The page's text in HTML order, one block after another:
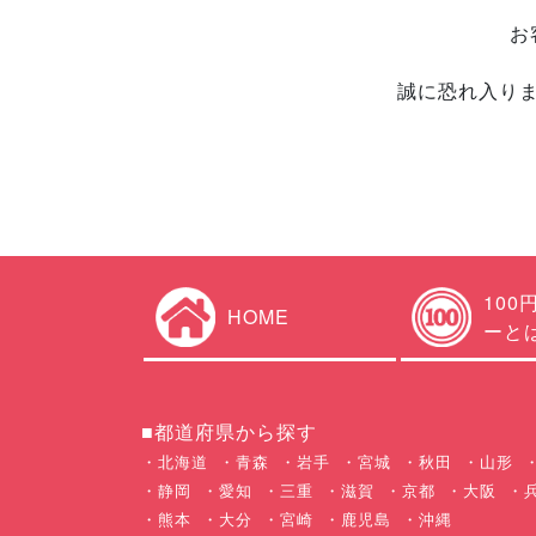
お
誠に恐れ入り
HOME
100
ーと
■都道府県から探す
北海道 青森 岩手 宮城 秋田
山形
静岡
愛知 三重 滋賀 京都 大阪
熊本
大分 宮崎 鹿児島 沖縄